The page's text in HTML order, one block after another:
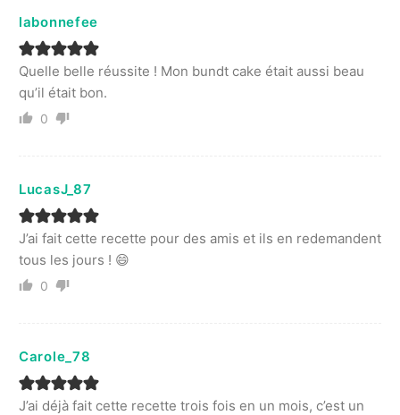
labonnefee
Quelle belle réussite ! Mon bundt cake était aussi beau
qu’il était bon.
0
LucasJ_87
J’ai fait cette recette pour des amis et ils en redemandent
tous les jours ! 😄
0
Carole_78
J’ai déjà fait cette recette trois fois en un mois, c’est un